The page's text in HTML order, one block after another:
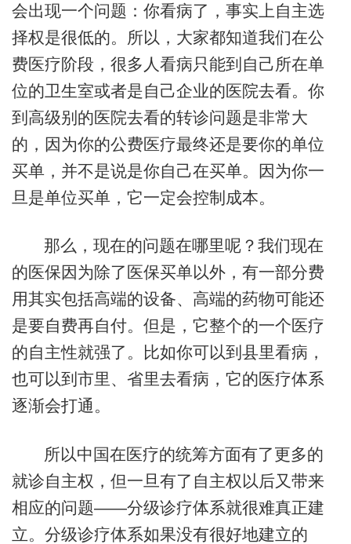
会出现一个问题：你看病了，事实上自主选
择权是很低的。所以，大家都知道我们在公
费医疗阶段，很多人看病只能到自己所在单
位的卫生室或者是自己企业的医院去看。你
到高级别的医院去看的转诊问题是非常大
的，因为你的公费医疗最终还是要你的单位
买单，并不是说是你自己在买单。因为你一
旦是单位买单，它一定会控制成本。
那么，现在的问题在哪里呢？我们现在
的医保因为除了医保买单以外，有一部分费
用其实包括高端的设备、高端的药物可能还
是要自费再自付。但是，它整个的一个医疗
的自主性就强了。比如你可以到县里看病，
也可以到市里、省里去看病，它的医疗体系
逐渐会打通。
所以中国在医疗的统筹方面有了更多的
就诊自主权，但一旦有了自主权以后又带来
相应的问题——分级诊疗体系就很难真正建
立。分级诊疗体系如果没有很好地建立的